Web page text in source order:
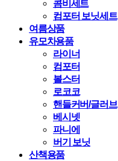
콤비세트
컴포터 보닛세트
여름상품
유모차용품
라이너
컴포터
볼스터
로코코
핸들커버/글러브
베시넷
파니에
버기 보닛
산책용품